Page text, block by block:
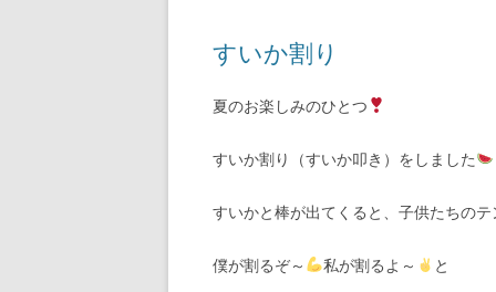
すいか割り
夏のお楽しみのひとつ
すいか割り（すいか叩き）をしました
すいかと棒が出てくると、子供たちのテ
僕が割るぞ～ 私が割るよ～ と